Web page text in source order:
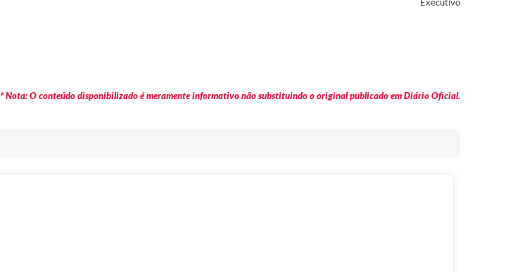
* Nota: O conteúdo disponibilizado é meramente informativo não substituindo o original publicado em Diário Oficial.